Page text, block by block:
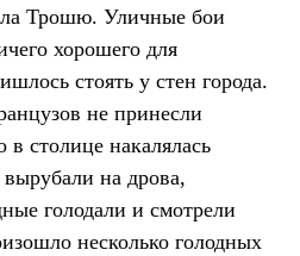
Трошю. Уличные бои
хорошего для
стоять у стен города.
не принесли
столице накалялась
на дрова,
голодали и смотрели
несколько голодных